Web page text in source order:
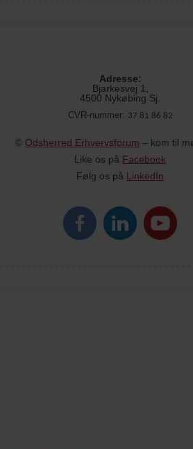
Adresse:
Bjarkesvej 1,
4500 Nykøbing Sj.
CVR-nummer: 37 81 86 82
© Odsherred Erhvervsforum – kom til
Like os på Facebook
Følg os på LinkedIn